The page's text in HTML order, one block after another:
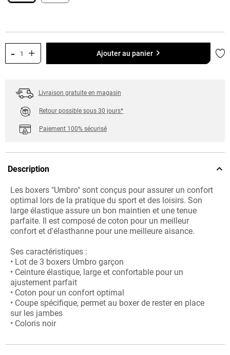
- + Ajouter au panier
Livraison gratuite en magasin
Retour possible sous 30 jours*
Paiement 100% sécurisé
Description
Les boxers "Umbro" sont conçus pour assurer un confort
optimal lors de la pratique du sport et des loisirs. Son
large élastique assure un bon maintien et une tenue
parfaite. Il est composé de coton pour un meilleur
confort et d'élasthanne pour une meilleure aisance.
Ses caractéristiques :
• Lot de 3 boxers Umbro garçon
• Ceinture élastique, large et confortable pour un
ajustement parfait
• Coton pour un confort optimal
• Coupe spécifique, permet au boxer de rester en place
sur les jambes
• Coloris noir